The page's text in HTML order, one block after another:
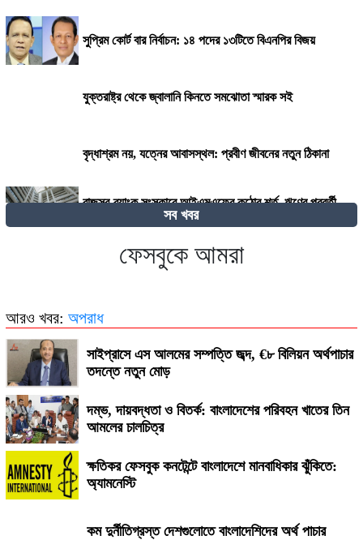
সুপ্রিম কোর্ট বার নির্বাচন: ১৪ পদের ১৩টিতে বিএনপির বিজয়
যুক্তরাষ্ট্র থেকে জ্বালানি কিনতে সমঝোতা স্মারক সই
বৃদ্ধাশ্রম নয়, যত্নের আবাসস্থল: প্রবীণ জীবনের নতুন ঠিকানা
রাজস্ব-ব্যাংক সংস্কারে আইএমএফের কঠোর শর্ত, ঋণের পরবর্তী
কিস্তি নিয়ে দোটানায় সরকার
২৭০ বিলিয়ন ডলার! কার কাছে এই বিশাল ক্ষতিপূরণ চাইছে ইরান?
সব খবর
ফেসবুকে আমরা
আরও খবর: অপরাধ
সাইপ্রাসে এস আলমের সম্পত্তি জব্দ, €৮ বিলিয়ন অর্থপাচার
তদন্তে নতুন মোড়
দম্ভ, দায়বদ্ধতা ও বিতর্ক: বাংলাদেশের পরিবহন খাতের তিন
আমলের চালচিত্র
ক্ষতিকর ফেসবুক কনটেন্টে বাংলাদেশে মানবাধিকার ঝুঁকিতে:
অ্যামনেস্টি
কম দুর্নীতিগ্রস্ত দেশগুলোতে বাংলাদেশিদের অর্থ পাচার